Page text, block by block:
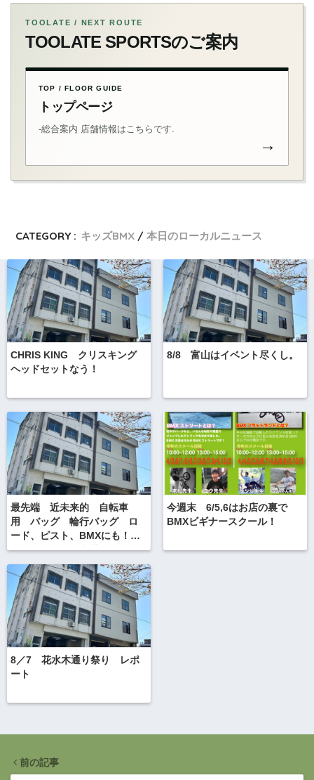
TOOLATE / NEXT ROUTE
TOOLATE SPORTSのご案内
TOP / FLOOR GUIDE
トップページ
-総合案内 店舗情報はこちらです.
→
CATEGORY : キッズBMX 本日のローカルニュース
CHRIS KING クリスキング
ヘッドセットなう！
8/8 富山はイベント尽くし。
最先端 近未来的 自転車
用 バッグ 輪行バッグ ロ
ード、ピスト、BMXにも！
CCP輪行サック入荷ナウ。
今週末 6/5,6はお店の裏で
BMXビギナースクール！
8／7 花水木通り祭り レポ
ート
前の記事